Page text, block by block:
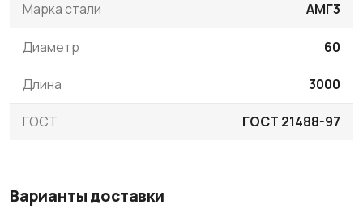
Марка стали АМГ3
Диаметр 60
Длина 3000
ГОСТ ГОСТ 21488-97
Варианты доставки